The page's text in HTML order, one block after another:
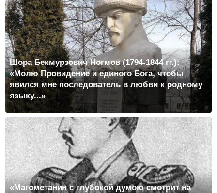
Шора Бекмурзович Ногмов (1794-1844 гг.):
«Молю Провидение и единого Бога, чтобы
явился мне последователь в любви к родному
языку...»
«Магометанин с глубокой думою смотрит на